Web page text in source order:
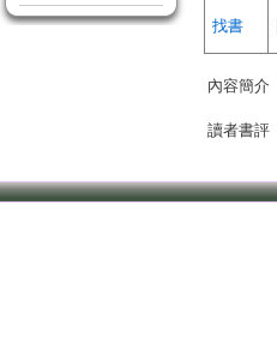
找書
內容簡介
讀者書評